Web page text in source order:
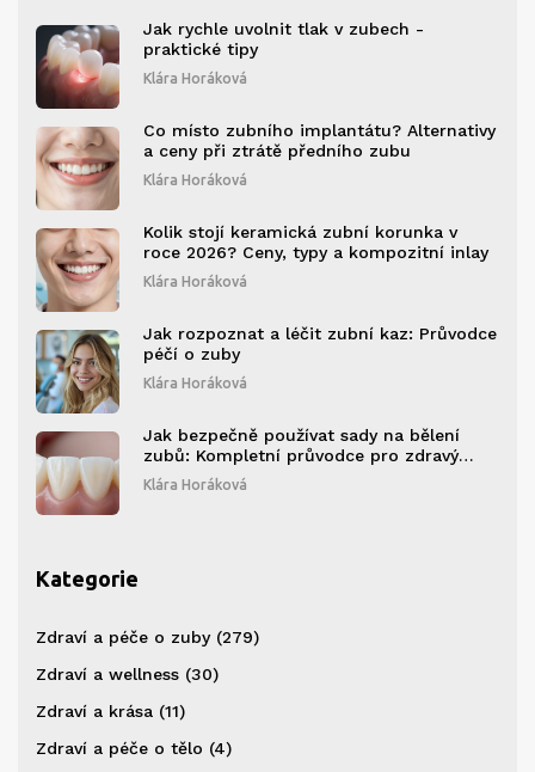
Jak rychle uvolnit tlak v zubech -
praktické tipy
Klára Horáková
Co místo zubního implantátu? Alternativy
a ceny při ztrátě předního zubu
Klára Horáková
Kolik stojí keramická zubní korunka v
roce 2026? Ceny, typy a kompozitní inlay
Klára Horáková
Jak rozpoznat a léčit zubní kaz: Průvodce
péčí o zuby
Klára Horáková
Jak bezpečně používat sady na bělení
zubů: Kompletní průvodce pro zdravý
úsměv
Klára Horáková
Kategorie
Zdraví a péče o zuby (279)
Zdraví a wellness (30)
Zdraví a krása (11)
Zdraví a péče o tělo (4)